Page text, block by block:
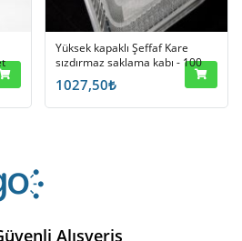
Yüksek kapaklı Şeffaf Kare
sızdırmaz saklama kabı - 100
Adet
1027,50₺
Alışveriş